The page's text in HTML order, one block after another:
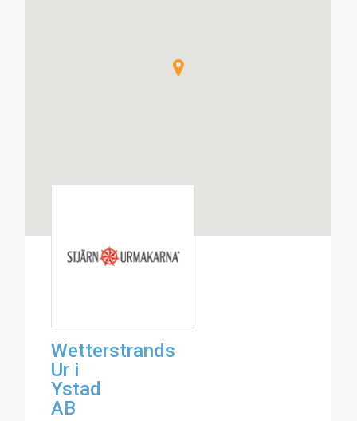
Wetterstrands
Ur i
Ystad
AB